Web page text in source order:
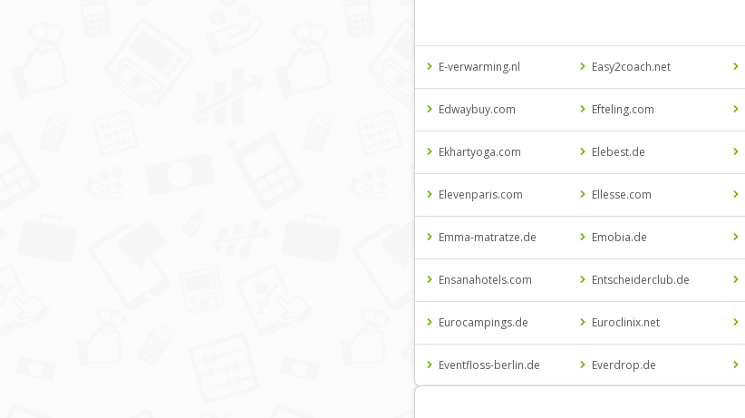
E-verwarming.nl Easy2coach.net
Edwaybuy.com Efteling.com
Ekhartyoga.com Elebest.de
Elevenparis.com Ellesse.com
Emma-matratze.de Emobia.de
Ensanahotels.com Entscheiderclub.de
Eurocampings.de Euroclinix.net
Eventfloss-berlin.de Everdrop.de